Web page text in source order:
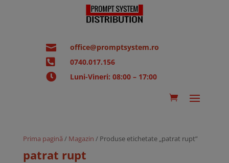
 office@promptsystem.ro
 0740.017.156
 Luni-Vineri: 08:00 – 17:00
Prima pagină / Magazin / Produse etichetate „patrat rupt”
patrat rupt